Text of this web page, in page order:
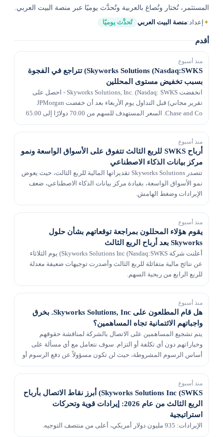
المستثمر، تُختار وتُصاغ بالعربية وتُحدَّث يوميًا عبر منصة البيت العربي.
✦إعداد: منصة البيت العربي تُحدَّث يوميًا
أقدم
منذ أسبوع
Skyworks Solutions (Nasdaq:SWKS) تتراجع في الفجوة
بسبب تخفيض مستوى المحللين
انخفضت Skyworks Solutions, Inc. (Nasdaq: SWKS - احصل على
تقرير مجاني) قبل التداول يوم الأربعاء بعد أن خفضت JPMorgan
Chase and Co. السعر المستهدف للسهم من 70.00 دولارًا إلى 65.00
منذ أسبوع
أرباح SWKS للربع الثالث تتفوق على الأسواق الواسعة ونمو
مركز بيانات الذكاء الاصطناعي
تتصدر Skyworks Solutions تقديراتها المالية للربع الثالث، حيث يعوض
نمو الأسواق الواسعة، بقيادة مركز بيانات الذكاء الاصطناعي، ضعف
الإيرادات وضغط الهامش.
منذ أسبوع
يقوم هؤلاء المحللون بمراجعة توقعاتهم بشأن حلول
Skyworks بعد أرباح الربع الثالث
أعلنت شركة Skyworks Solutions Inc (Nasdaq:SWKS) يوم الثلاثاء
عن نتائج مالية متفائلة للربع الثالث وأصدرت توجيهات ضعيفة معدلة
للربع الرابع من ربحية السهم.
منذ أسبوع
هل قام المطلعون على Skyworks Solutions, Inc. بخرق
واجباتهم الائتمانية تجاه المساهمين؟
يتم تشجيع المساهمين على الاتصال بالشركة لمناقشة حقوقهم
وخياراتهم دون أي تكلفة أو التزام. سوف نتعامل مع أي مسألة على
أساس الرسوم المشروطة، حيث لن تكون مسؤولاً عن دفع الرسوم أو
منذ أسبوع
Skyworks Solutions Inc (SWKS) أبرز نقاط الاتصال بأرباح
الربع الثالث من عام 2026: إيرادات قوية وتحركات
استراتيجية
الإيرادات: 935 مليون دولار أمريكي، أعلى من منتصف التوجيه.